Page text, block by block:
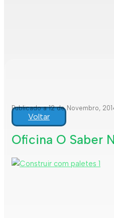
Publicado a 12 de Novembro,
Voltar
Oficina O Saber